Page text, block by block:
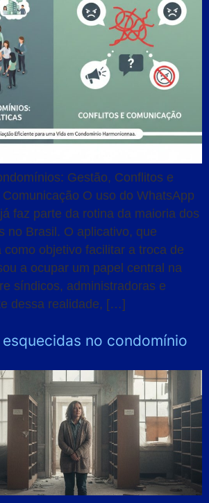
Gestão, Conflitos e
O uso do WhatsApp
faz parte da rotina da maioria dos
no Brasil. O aplicativo, que
como objetivo facilitar a troca de
a ocupar um papel central na
síndicos, administradoras e
dessa realidade, […]
no condomínio